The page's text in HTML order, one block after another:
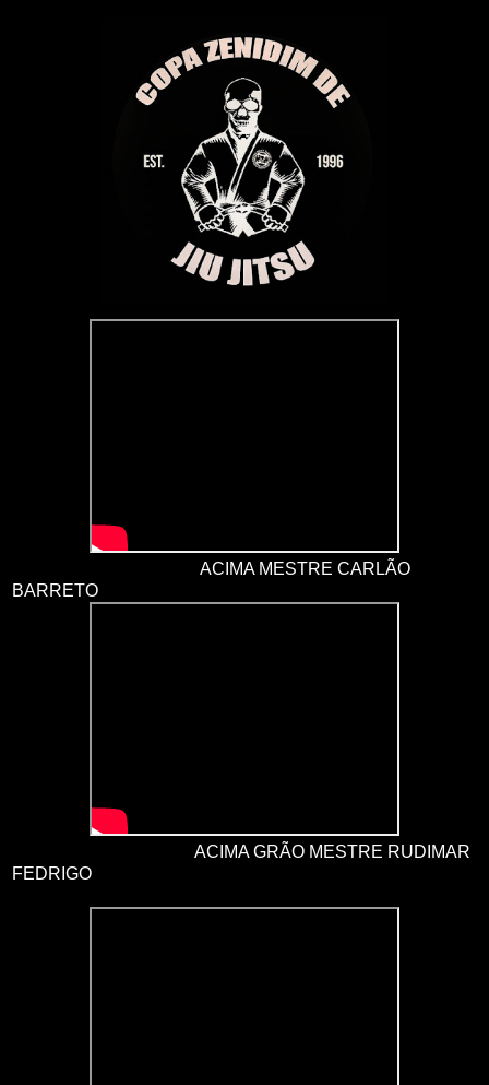
ACIMA MESTRE CARLÃO
BARRETO
ACIMA GRÃO MESTRE RUDIMAR
FEDRIGO